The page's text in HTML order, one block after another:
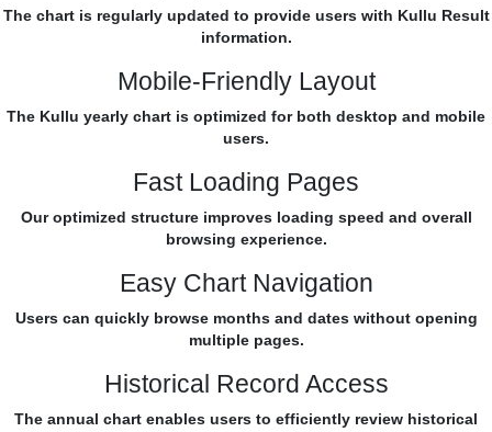
The chart is regularly updated to provide users with Kullu Result
information.
Mobile-Friendly Layout
The Kullu yearly chart is optimized for both desktop and mobile
users.
Fast Loading Pages
Our optimized structure improves loading speed and overall
browsing experience.
Easy Chart Navigation
Users can quickly browse months and dates without opening
multiple pages.
Historical Record Access
The annual chart enables users to efficiently review historical